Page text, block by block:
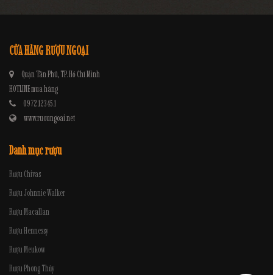
CỬA HÀNG RƯỢU NGOẠI
Quận Tân Phú, TP. Hồ Chí Minh
HOTLINE mua hàng
0972.12345.1
www.ruoungoai.net
Danh mục rượu
Rượu Chivas
Rượu Johnnie Walker
Rượu Macallan
Rượu Hennessy
Rượu Meukow
Rượu Phong Thủy